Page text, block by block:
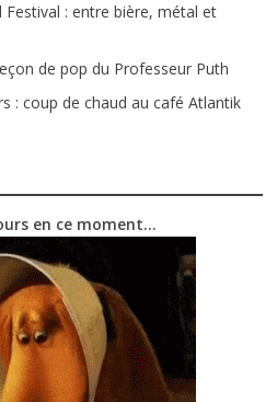
: entre bière, métal et
de pop du Professeur Puth
: coup de chaud au café Atlantik
en ce moment…